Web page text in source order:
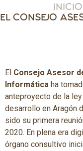
INICIO
El Consejo Asesor
Informática ha
anteproyecto de la
desarrollo en Aragón
sido su primera
2020. En plena era
órgano consultivo